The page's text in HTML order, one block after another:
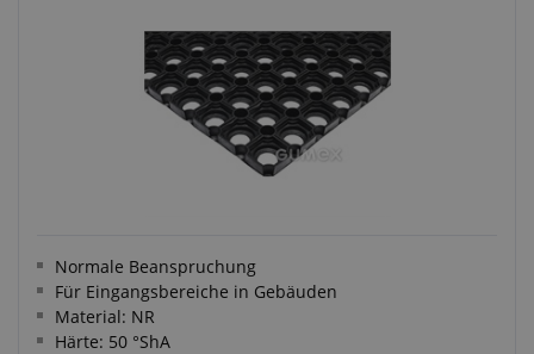
Normale Beanspruchung
Für Eingangsbereiche in Gebäuden
Material: NR
Härte: 50 °ShA